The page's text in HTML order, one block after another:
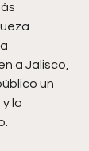
a Jalisco,
un
la